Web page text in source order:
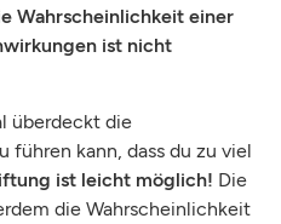
Wahrscheinlichkeit einer
ist nicht
überdeckt die
führen kann, dass du zu viel
ist leicht möglich! Die
die Wahrscheinlichkeit